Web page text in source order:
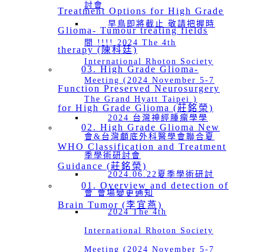
討會
早鳥即將截止 敬請把握時
間 !!!! 2024 The 4th
International Rhoton Society
Meeting (2024 November 5-7
The Grand Hyatt Taipei )
2024 台灣神經腫瘤學學
會&台灣顱底外科醫學會聯合夏
季學術研討會
2024.06.22夏季學術研討
會 會場變更通知
2024 The 4th
International Rhoton Society
Meeting (2024 November 5-7
Treatment Options for High Grade
Glioma- Tumour treating fields
therapy (陳科廷)
03. High Grade Glioma-
Function Preserved Neurosurgery
for High Grade Glioma (莊銘榮)
02. High Grade Glioma New
WHO Classification and Treatment
Guidance (莊銘榮)
01. Overview and detection of
Brain Tumor (李宜燕)